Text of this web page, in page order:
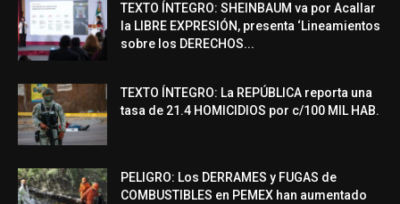
TEXTO ÍNTEGRO: SHEINBAUM va por Acallar
la LIBRE EXPRESIÓN, presenta ‘Lineamientos
sobre los DERECHOS...
TEXTO ÍNTEGRO: La REPÚBLICA reporta una
tasa de 21.4 HOMICIDIOS por c/100 MIL HAB.
PELIGRO: Los DERRAMES y FUGAS de
COMBUSTIBLES en PEMEX han aumentado